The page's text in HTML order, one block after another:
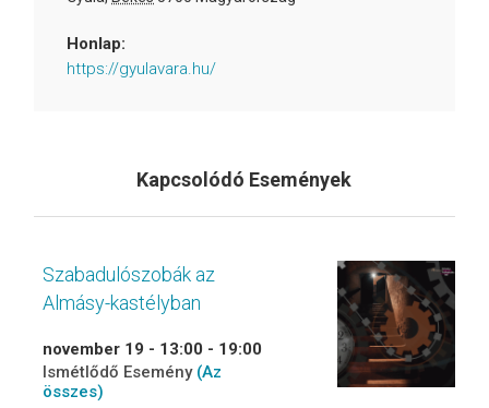
Honlap:
https://gyulavara.hu/
Kapcsolódó Események
Szabadulószobák az
Almásy-kastélyban
november 19 - 13:00 - 19:00
Ismétlődő Esemény (Az
összes)